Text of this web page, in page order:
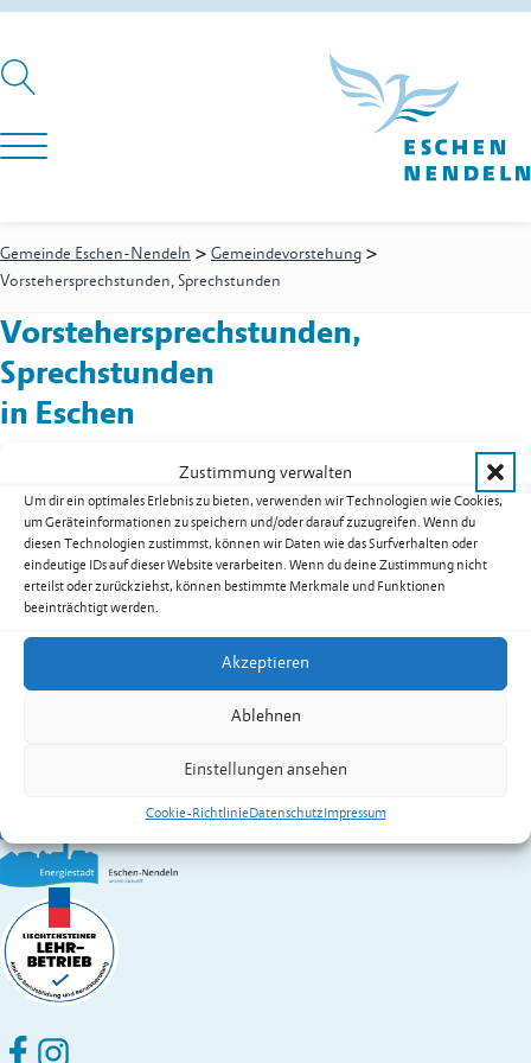
Zustimmung verwalten
Um dir ein optimales Erlebnis zu bieten, verwenden wir Technologien wie Cookies,
um Geräteinformationen zu speichern und/oder darauf zuzugreifen. Wenn du
diesen Technologien zustimmst, können wir Daten wie das Surfverhalten oder
eindeutige IDs auf dieser Website verarbeiten. Wenn du deine Zustimmung nicht
erteilst oder zurückziehst, können bestimmte Merkmale und Funktionen
beeinträchtigt werden.
Akzeptieren
Ablehnen
Einstellungen ansehen
Cookie-RichtlinieDatenschutzImpressum
Gemeinde Eschen-Nendeln > Gemeindevorstehung >
Vorstehersprechstunden, Sprechstunden
Vorstehersprechstunden,
Sprechstunden
in Eschen
Gemeindevorstehung-Vorsteher
Quaderer Tino
Festnetz+423 377 50 11
tino.quaderer@eschen.li
Gemeinde Eschen-Nendeln
St. Martins-Ring 2, 9492 Eschen